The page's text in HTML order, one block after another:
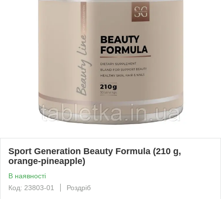
Sport Generation Beauty Formula (210 g,
orange-pineapple)
В наявності
Код: 23803-01
Роздріб